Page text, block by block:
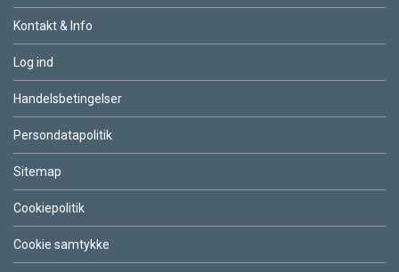
Kontakt & Info
Log ind
Handelsbetingelser
Persondatapolitik
Sitemap
Cookiepolitik
Cookie samtykke